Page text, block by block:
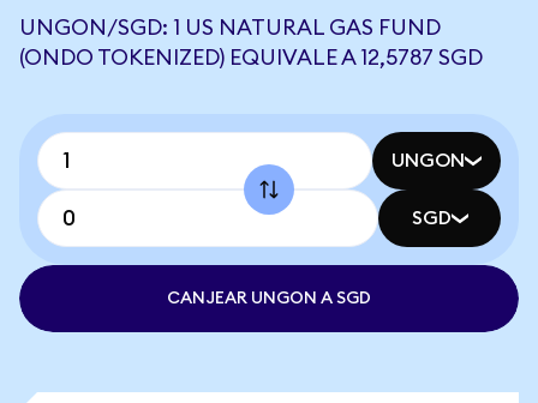
UNGON/SGD: 1 US NATURAL GAS FUND
(ONDO TOKENIZED) EQUIVALE A 12,5787 SGD
UNGON
SGD
CANJEAR UNGON A SGD